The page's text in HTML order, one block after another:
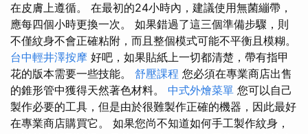
在皮膚上遵循。 在最初的24小時內，建議使用無菌繃帶，
應每四個小時更換一次。 如果錯過了這三個準備步驟，則
不僅紋身不會正確粘附，而且整個模式可能不平衡且模糊。
台中輕井澤按摩 好吧，如果貼紙上一切都清楚，帶有指甲
花的版本需要一些技能。 舒壓課程 您必須在專業商店出售
的錐形管中獲得天然著色材料。 中式外燴菜單 您可以自己
製作必要的工具，但是由於很難製作正確的機器，因此最好
在專業商店購買它。 如果您尚不知道如何手工製作紋身，